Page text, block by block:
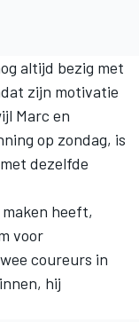
altijd bezig met
zijn motivatie
Marc en
op zondag, is
dezelfde
heeft,
voor
coureurs in
hij